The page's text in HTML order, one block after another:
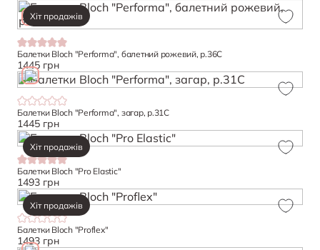
Хіт продажів
Балетки Bloch "Performa", балетний рожевий, р.36C
1445 грн
Балетки Bloch "Performa", загар, р.31C
1445 грн
Хіт продажів
Балетки Bloch "Pro Elastic"
1493 грн
Хіт продажів
Балетки Bloch "Proflex"
1493 грн